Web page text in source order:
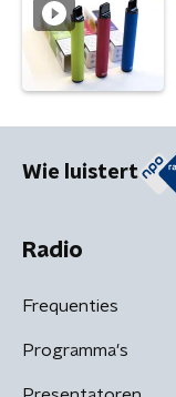
Wie luistert
Radio
Frequenties
Programma's